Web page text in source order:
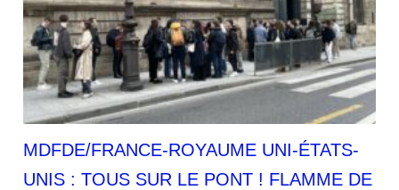
MDFDE/FRANCE-ROYAUME UNI-ÉTATS-
UNIS : TOUS SUR LE PONT ! FLAMME DE